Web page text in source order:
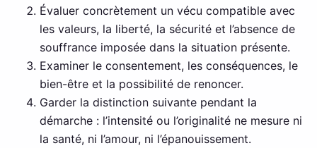
Évaluer concrètement un vécu compatible avec
les valeurs, la liberté, la sécurité et l’absence de
souffrance imposée dans la situation présente.
Examiner le consentement, les conséquences, le
bien-être et la possibilité de renoncer.
Garder la distinction suivante pendant la
démarche : l’intensité ou l’originalité ne mesure ni
la santé, ni l’amour, ni l’épanouissement.